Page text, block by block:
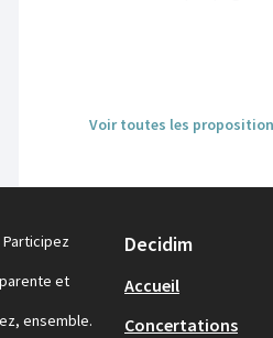
Voir toutes les
et
ensemble.
Decidim
Accueil
Concertations